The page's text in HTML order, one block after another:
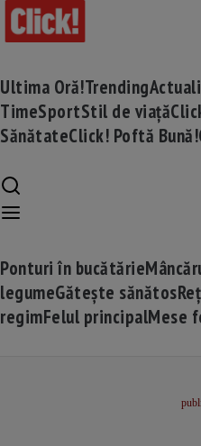
Ultima Oră!Trending
TimeSportStil de viață
SănătateClick! Poftă Bună!
Ponturi în bucătărie
legumeGătește sănătos
regimFelul principalMese